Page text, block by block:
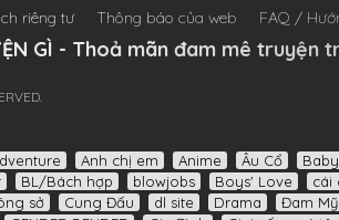
riêng tư Thông báo của web FAQ /
GÌ - Thoả mãn đam mê truyện
Anh chị em Anime Âu Cổ Baby
BL/Bách hợp blowjobs Boys' Love cái
sở Cung Đấu dl site Drama Đam Mỹ